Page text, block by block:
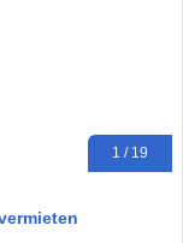
1 / 19